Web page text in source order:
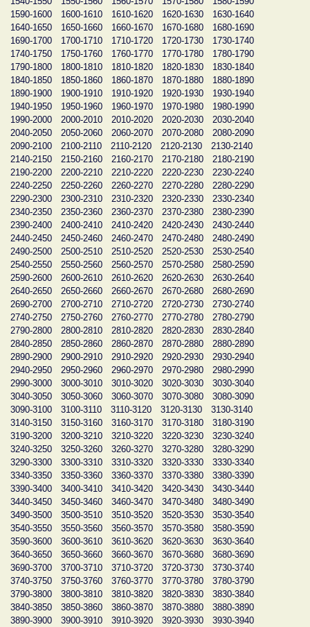
1590-1600
1600-1610 1610-1620 1620-1630
1630-1640
1640-1650
1650-1660 1660-1670 1670-1680
1680-1690
1690-1700
1700-1710 1710-1720 1720-1730
1730-1740
1740-1750
1750-1760 1760-1770 1770-1780
1780-1790
1790-1800
1800-1810 1810-1820 1820-1830
1830-1840
1840-1850
1850-1860 1860-1870 1870-1880
1880-1890
1890-1900
1900-1910 1910-1920 1920-1930
1930-1940
1940-1950
1950-1960 1960-1970 1970-1980
1980-1990
1990-2000
2000-2010 2010-2020 2020-2030
2030-2040
2040-2050
2050-2060 2060-2070 2070-2080
2080-2090
2090-2100
2100-2110 2110-2120 2120-2130
2130-2140
2140-2150
2150-2160 2160-2170 2170-2180
2180-2190
2190-2200
2200-2210 2210-2220 2220-2230
2230-2240
2240-2250
2250-2260 2260-2270 2270-2280
2280-2290
2290-2300
2300-2310 2310-2320 2320-2330
2330-2340
2340-2350
2350-2360 2360-2370 2370-2380
2380-2390
2390-2400
2400-2410 2410-2420 2420-2430
2430-2440
2440-2450
2450-2460 2460-2470 2470-2480
2480-2490
2490-2500
2500-2510 2510-2520 2520-2530
2530-2540
2540-2550
2550-2560 2560-2570 2570-2580
2580-2590
2590-2600
2600-2610 2610-2620 2620-2630
2630-2640
2640-2650
2650-2660 2660-2670 2670-2680
2680-2690
2690-2700
2700-2710 2710-2720 2720-2730
2730-2740
2740-2750
2750-2760 2760-2770 2770-2780
2780-2790
2790-2800
2800-2810 2810-2820 2820-2830
2830-2840
2840-2850
2850-2860 2860-2870 2870-2880
2880-2890
2890-2900
2900-2910 2910-2920 2920-2930
2930-2940
2940-2950
2950-2960 2960-2970 2970-2980
2980-2990
2990-3000
3000-3010 3010-3020 3020-3030
3030-3040
3040-3050
3050-3060 3060-3070 3070-3080
3080-3090
3090-3100
3100-3110 3110-3120 3120-3130
3130-3140
3140-3150
3150-3160 3160-3170 3170-3180
3180-3190
3190-3200
3200-3210 3210-3220 3220-3230
3230-3240
3240-3250
3250-3260 3260-3270 3270-3280
3280-3290
3290-3300
3300-3310 3310-3320 3320-3330
3330-3340
3340-3350
3350-3360 3360-3370 3370-3380
3380-3390
3390-3400
3400-3410 3410-3420 3420-3430
3430-3440
3440-3450
3450-3460 3460-3470 3470-3480
3480-3490
3490-3500
3500-3510 3510-3520 3520-3530
3530-3540
3540-3550
3550-3560 3560-3570 3570-3580
3580-3590
3590-3600
3600-3610 3610-3620 3620-3630
3630-3640
3640-3650
3650-3660 3660-3670 3670-3680
3680-3690
3690-3700
3700-3710 3710-3720 3720-3730
3730-3740
3740-3750
3750-3760 3760-3770 3770-3780
3780-3790
3790-3800
3800-3810 3810-3820 3820-3830
3830-3840
3840-3850
3850-3860 3860-3870 3870-3880
3880-3890
3890-3900
3900-3910 3910-3920 3920-3930
3930-3940